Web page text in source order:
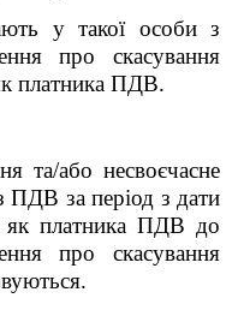
у такої особи з
про скасування
платника ПДВ.
та/або несвоєчасне
ПДВ за період з дати
як платника ПДВ до
про скасування